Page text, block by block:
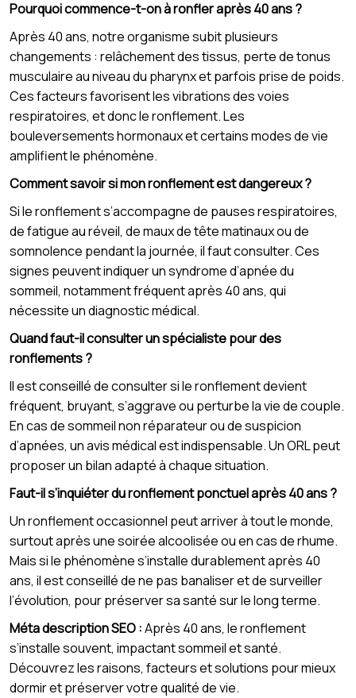
Pourquoi commence-t-on à ronfler après 40 ans ?
Après 40 ans, notre organisme subit plusieurs
changements : relâchement des tissus, perte de tonus
musculaire au niveau du pharynx et parfois prise de poids.
Ces facteurs favorisent les vibrations des voies
respiratoires, et donc le ronflement. Les
bouleversements hormonaux et certains modes de vie
amplifient le phénomène.
Comment savoir si mon ronflement est dangereux ?
Si le ronflement s’accompagne de pauses respiratoires,
de fatigue au réveil, de maux de tête matinaux ou de
somnolence pendant la journée, il faut consulter. Ces
signes peuvent indiquer un syndrome d’apnée du
sommeil, notamment fréquent après 40 ans, qui
nécessite un diagnostic médical.
Quand faut-il consulter un spécialiste pour des
ronflements ?
Il est conseillé de consulter si le ronflement devient
fréquent, bruyant, s’aggrave ou perturbe la vie de couple.
En cas de sommeil non réparateur ou de suspicion
d’apnées, un avis médical est indispensable. Un ORL peut
proposer un bilan adapté à chaque situation.
Faut-il s’inquiéter du ronflement ponctuel après 40 ans ?
Un ronflement occasionnel peut arriver à tout le monde,
surtout après une soirée alcoolisée ou en cas de rhume.
Mais si le phénomène s’installe durablement après 40
ans, il est conseillé de ne pas banaliser et de surveiller
l’évolution, pour préserver sa santé sur le long terme.
Méta description SEO :Après 40 ans, le ronflement
s’installe souvent, impactant sommeil et santé.
Découvrez les raisons, facteurs et solutions pour mieux
dormir et préserver votre qualité de vie.